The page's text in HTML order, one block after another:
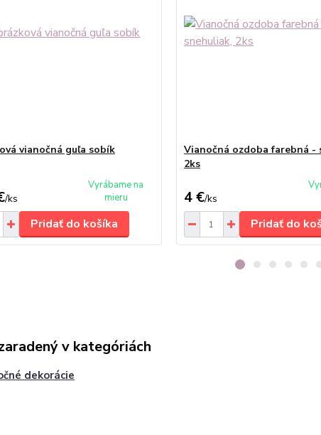
vianočná guľa sobík
/ks
Vyrábame na
mieru
Pridať do košíka
Vianočná ozdoba farebná -
2ks
4 €/ks
Pridať do
v kategóriách
dekorácie